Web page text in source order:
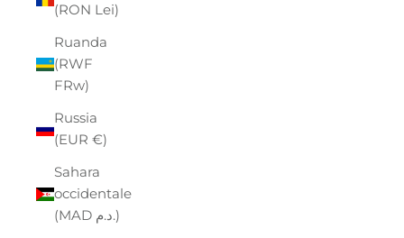
(RON Lei)
Ruanda
(RWF
FRw)
Russia
(EUR €)
Sahara
occidentale
(MAD د.م.)